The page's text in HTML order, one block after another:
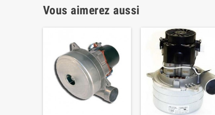
Vous aimerez aussi